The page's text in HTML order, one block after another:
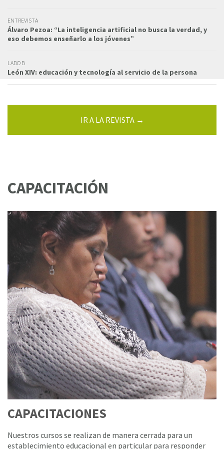
ENTREVISTA
Álvaro Pezoa: “La inteligencia artificial no busca la verdad, y
eso debemos enseñarlo a los jóvenes”
LADO B
León XIV: educación y tecnología al servicio de la persona
IR A LA REVISTA →
CAPACITACIÓN
CAPACITACIONES
Nuestros cursos se realizan de manera cerrada para un
establecimiento educacional en particular para responder